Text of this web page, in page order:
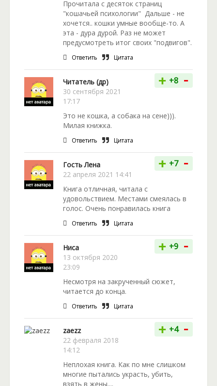
Прочитала с десяток страниц
"кошачьей психологии" Дальше - не
хочется.. кошки умные вообще-то. А
эта - дура дурой. Раз не может
предусмотреть итог своих "подвигов".
Ответить Цитата
Читатель (др)
30 сентября 2021
17:17
+ +8 -
Это не кошка, а собака на сене))).
Милая книжка.
Ответить Цитата
Гость Лена
22 апреля 2021 14:41
+ +7 -
Книга отличная, читала с
удовольствием. Местами смеялась в
голос. Очень понравилась книга
Ответить Цитата
Ниса
13 октября 2020
23:09
+ +9 -
Несмотря на закрученный сюжет,
читается до конца.
Ответить Цитата
zaezz
22 февраля 2018
14:12
+ +4 -
Неплохая книга. Как по мне слишком
многие пытались украсть, убить,
взять в жены....